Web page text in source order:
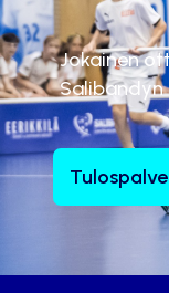
Jokainen
Salibandyn